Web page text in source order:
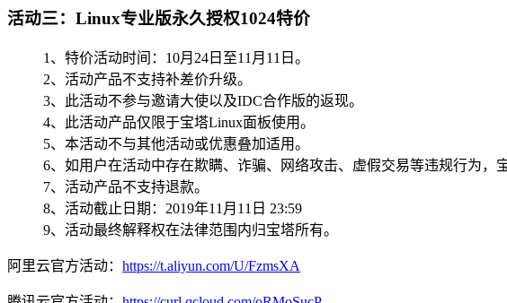
活动三：Linux专业版永久授权1024特价
1、特价活动时间：10月24日至11月11日。
2、活动产品不支持补差价升级。
3、此活动不参与邀请大使以及IDC合作版的返现。
4、此活动产品仅限于宝塔Linux面板使用。
5、本活动不与其他活动或优惠叠加适用。
6、如用户在活动中存在欺瞒、诈骗、网络攻击、虚假交易等违规行为，
7、活动产品不支持退款。
8、活动截止日期：2019年11月11日 23:59
9、活动最终解释权在法律范围内归宝塔所有。
阿里云官方活动： https://t.aliyun.com/U/FzmsXA